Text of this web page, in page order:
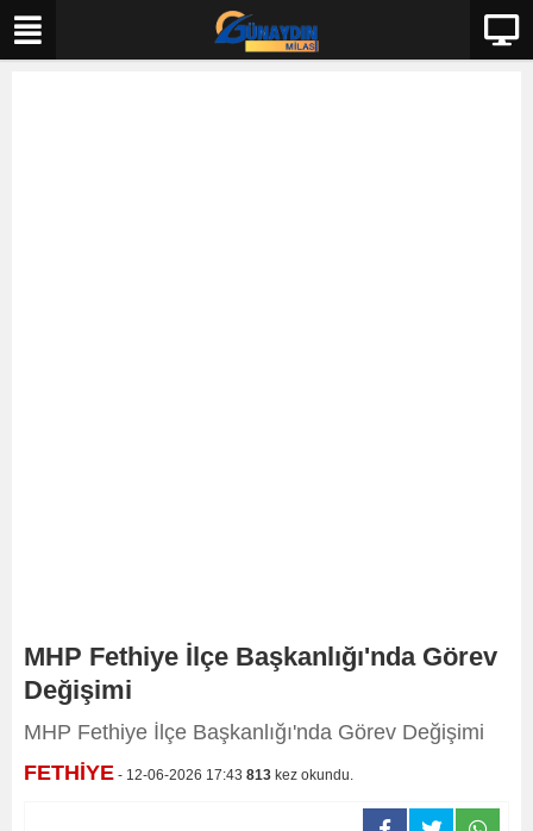
MHP Fethiye İlçe Başkanlığı'nda Görev
Değişimi
MHP Fethiye İlçe Başkanlığı'nda Görev Değişimi
FETHİYE - 12-06-2026 17:43 813 kez okundu.